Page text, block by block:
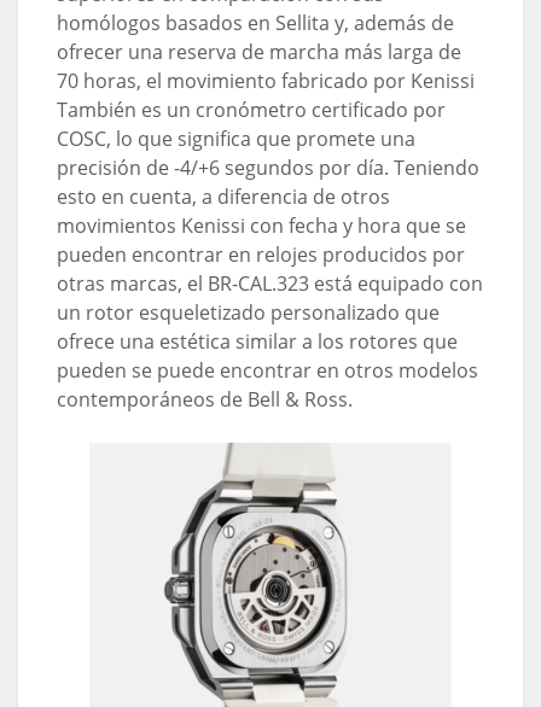
homólogos basados ​​en Sellita y, además de
ofrecer una reserva de marcha más larga de
70 horas, el movimiento fabricado por Kenissi
También es un cronómetro certificado por
COSC, lo que significa que promete una
precisión de -4/+6 segundos por día. Teniendo
esto en cuenta, a diferencia de otros
movimientos Kenissi con fecha y hora que se
pueden encontrar en relojes producidos por
otras marcas, el BR-CAL.323 está equipado con
un rotor esqueletizado personalizado que
ofrece una estética similar a los rotores que
pueden se puede encontrar en otros modelos
contemporáneos de Bell & Ross.